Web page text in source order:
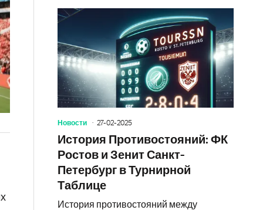
Новости 27-02-2025
История Противостояний: ФК
Ростов и Зенит Санкт-
Петербург в Турнирной
Таблице
История противостояний между